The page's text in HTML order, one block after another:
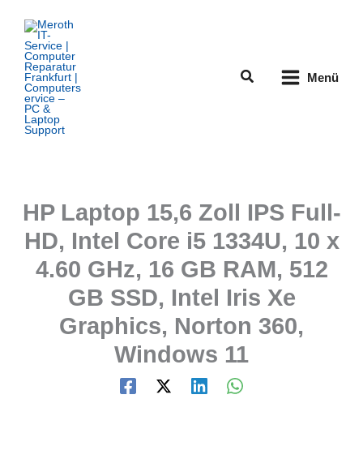
Inhalt
springen
Suchen Menü
HP Laptop 15,6 Zoll IPS Full-
HD, Intel Core i5 1334U, 10 x
4.60 GHz, 16 GB RAM, 512
GB SSD, Intel Iris Xe
Graphics, Norton 360,
Windows 11